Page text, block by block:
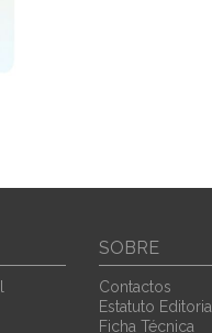
SOBRE
Contactos
Estatuto Editorial
Ficha Técnica